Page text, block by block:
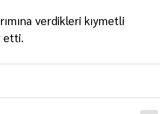
verdikleri kıymetli
etti.